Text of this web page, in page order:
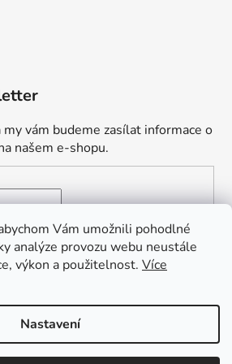
Vám umožnili pohodlné
analýze provozu webu neustále
výkon a použitelnost. Více
Nastavení
vám budeme zasílat informace o
našem e-shopu.
s
podmínkami ochrany